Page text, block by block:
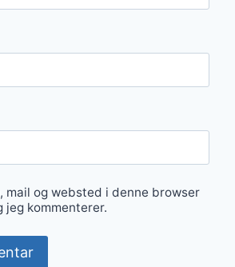
mail og websted i denne browser
kommenterer.